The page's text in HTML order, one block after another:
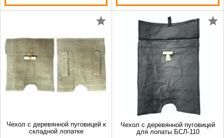
Чехол с деревянной пуговицей к
складной лопатке
Чехол с деревянной пуговицей
для лопаты БСЛ-110